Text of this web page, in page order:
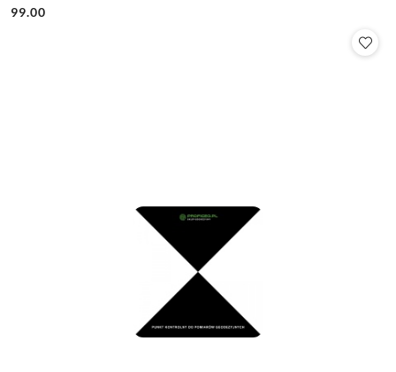
Cena:
Cena:
99.00